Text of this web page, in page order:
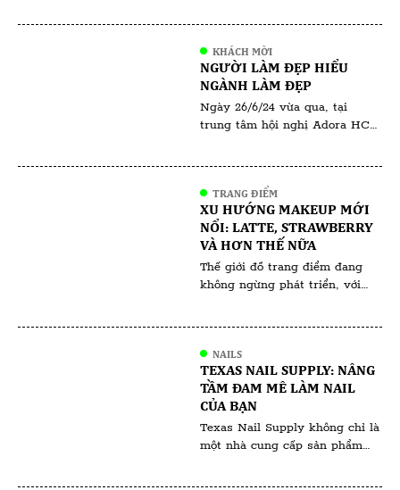
phần nâng cao sức khỏe và sắc
đẹp cho cộng đồng Việt Nam.
Chủ tịch Trần Văn Lật được
đánh giá cao bởi tầm […]
KHÁCH MỜI
NGƯỜI LÀM ĐẸP HIỂU
NGÀNH LÀM ĐẸP
Ngày 26/6/24 vừa qua, tại
trung tâm hội nghị Adora HCM
chức , quy tụ hàng trăm
chuyên gia , khách mời và học
viên đến từ khắp nơi trong và
ngoài nước. Sự […]
TRANG ĐIỂM
XU HƯỚNG MAKEUP MỚI
NỔI: LATTE, STRAWBERRY
VÀ HƠN THẾ NỮA
Thế giới đồ trang điểm đang
không ngừng phát triển, với
hướng trang điểm gần đây như
Latte Makeup, Strawberry
Makeup và những xu hướng
khác không chỉ mang tính
thẩm mỹ; chúng còn […]
NAILS
TEXAS NAIL SUPPLY: NÂNG
TẦM ĐAM MÊ LÀM NAIL
CỦA BẠN
Texas Nail Supply không chỉ là
một nhà cung cấp sản phẩm